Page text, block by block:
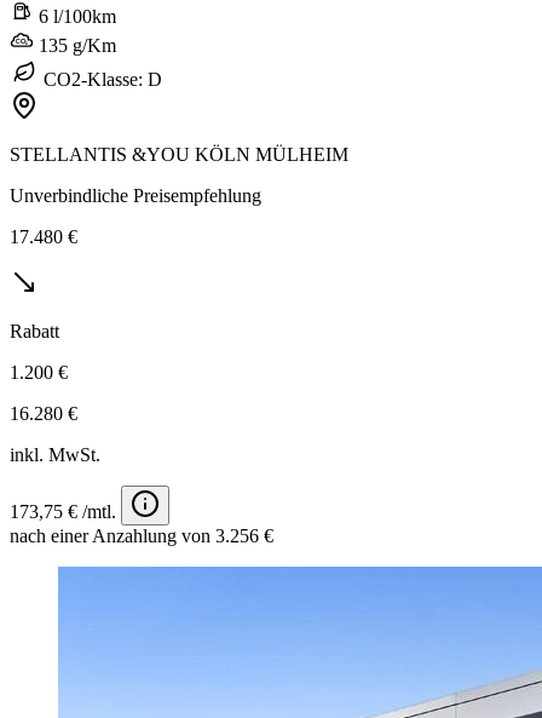
6 l/100km
135 g/Km
CO2-Klasse: D
STELLANTIS &YOU KÖLN MÜLHEIM
Unverbindliche Preisempfehlung
17.480 €
Rabatt
1.200 €
16.280 €
inkl. MwSt.
173,75 € /mtl.
nach einer Anzahlung von 3.256 €